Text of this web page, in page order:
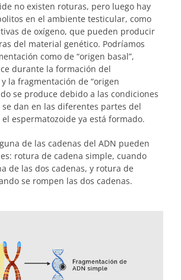
no existen roturas, pero luego hay
en el ambiente testicular, como
de oxígeno, que pueden producir
del material genético. Podríamos
como de “origen basal”,
durante la formación del
la fragmentación de “origen
se produce debido a las condiciones
dan en las diferentes partes del
espermatozoide ya está formado.
de las cadenas del ADN pueden
rotura de cadena simple, cuando
de las dos cadenas, y rotura de
se rompen las dos cadenas.